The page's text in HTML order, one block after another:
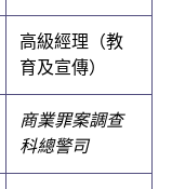
高級經理（教
育及宣傳）
商業罪案調查
科總警司